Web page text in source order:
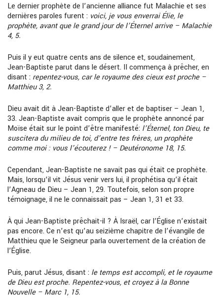
Le dernier prophète de l’ancienne alliance fut Malachie et ses
dernières paroles furent : voici, je vous enverrai Élie, le
prophète, avant que le grand jour de l’Éternel arrive – Malachie
4, 5.
Puis il y eut quatre cents ans de silence et, soudainement,
Jean-Baptiste parut dans le désert. II commença à prêcher, en
disant : repentez-vous, car le royaume des cieux est proche –
Matthieu 3, 2.
Dieu avait dit à Jean-Baptiste d’aller et de baptiser – Jean 1,
33. Jean-Baptiste avait compris que le prophète annoncé par
Moïse était sur le point d’être manifesté: l’Éternel, ton Dieu, te
suscitera du milieu de toi, d’entre tes frères, un prophète
comme moi : vous l’écouterez ! – Deutéronome 18, 15.
Cependant, Jean-Baptiste ne savait pas qui était ce prophète.
Mais, lorsqu’il vit Jésus venir vers lui, il prophétisa qu’il était
l’Agneau de Dieu – Jean 1, 29. Toutefois, selon son propre
témoignage, il ne le connaissait pas – Jean 1, 31 et 33.
À qui Jean-Baptiste prêchait-il ? À Israël, car l’Église n’existait
pas encore. Ce n’est qu’au seizième chapitre de l’évangile de
Matthieu que le Seigneur parla ouvertement de la création de
l’Église.
Puis, parut Jésus, disant : le temps est accompli, et le royaume
de Dieu est proche. Repentez-vous, et croyez à la Bonne
Nouvelle – Marc 1, 15.